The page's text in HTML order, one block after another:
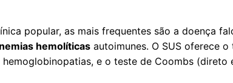
popular, as mais frequentes são a doença
hemolíticas autoimunes. O SUS oferece
e o teste de Coombs